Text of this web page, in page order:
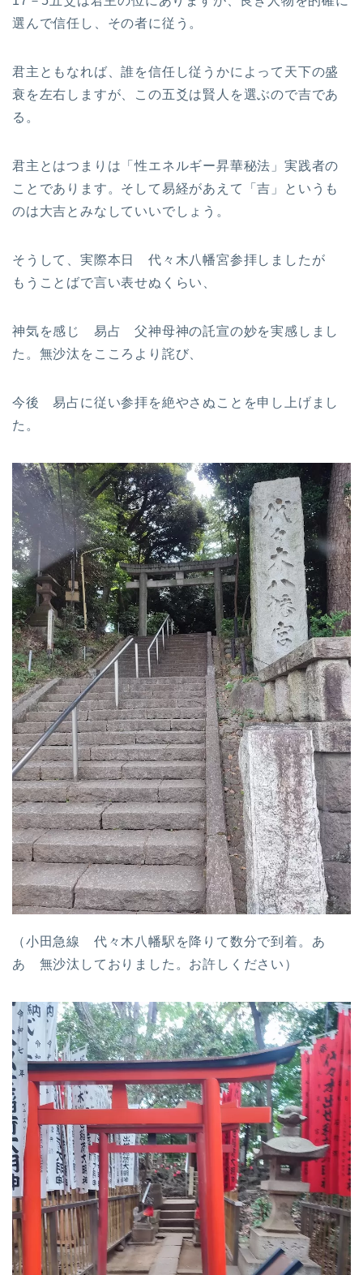
選んで信任し、その者に従う。
君主ともなれば、誰を信任し従うかによって天下の盛
衰を左右しますが、この五爻は賢人を選ぶので吉であ
る。
君主とはつまりは「性エネルギー昇華秘法」実践者の
ことであります。そして易経があえて「吉」というも
のは大吉とみなしていいでしょう。
そうして、実際本日 代々木八幡宮参拝しましたが
もうことばで言い表せぬくらい、
神気を感じ 易占 父神母神の託宣の妙を実感しまし
た。無沙汰をこころより詫び、
今後 易占に従い参拝を絶やさぬことを申し上げまし
た。
（小田急線 代々木八幡駅を降りて数分で到着。あ
あ 無沙汰しておりました。お許しください）